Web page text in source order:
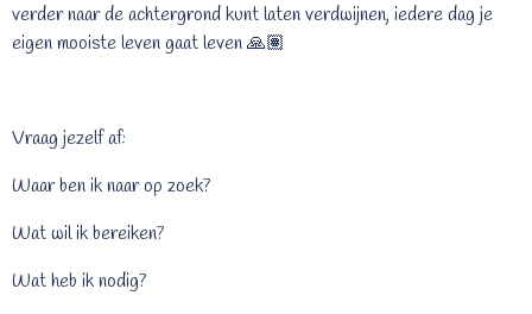
verder naar de achtergrond kunt laten verdwijnen, iedere dag je
eigen mooiste leven gaat leven🙏🏽
Vraag jezelf af:
Waar ben ik naar op zoek?
Wat wil ik bereiken?
Wat heb ik nodig?